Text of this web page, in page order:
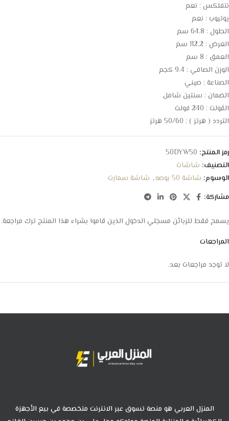
نتفلكس : نعم
يوتيوب : نعم
الطول : 64.8 سم
العرض : 112.2 سم
العمق : 8 سم
الوزن الصافي : 9.4 كجم
الصناعة : صيني
الضمان : سنتين شامل
الڤولت : 240 فولت
التردد ( هرتز ) : 50/60 هرتز
رمز المنتج: 50DYW50
التصنيف: شاشات
الوسوم: شاشة 50 بوصه , شاشة سمارت
مشاركة:
المراجعات
لا توجد مراجعات بعد.
يسمح فقط للزبائن مسجلي الدخول الذين قاموا بشراء هذا المنتج ترك مراجعة.
المنزل العربي هو منصة تسوق عبر الانترنت متخصصة في بيع الأجهزة